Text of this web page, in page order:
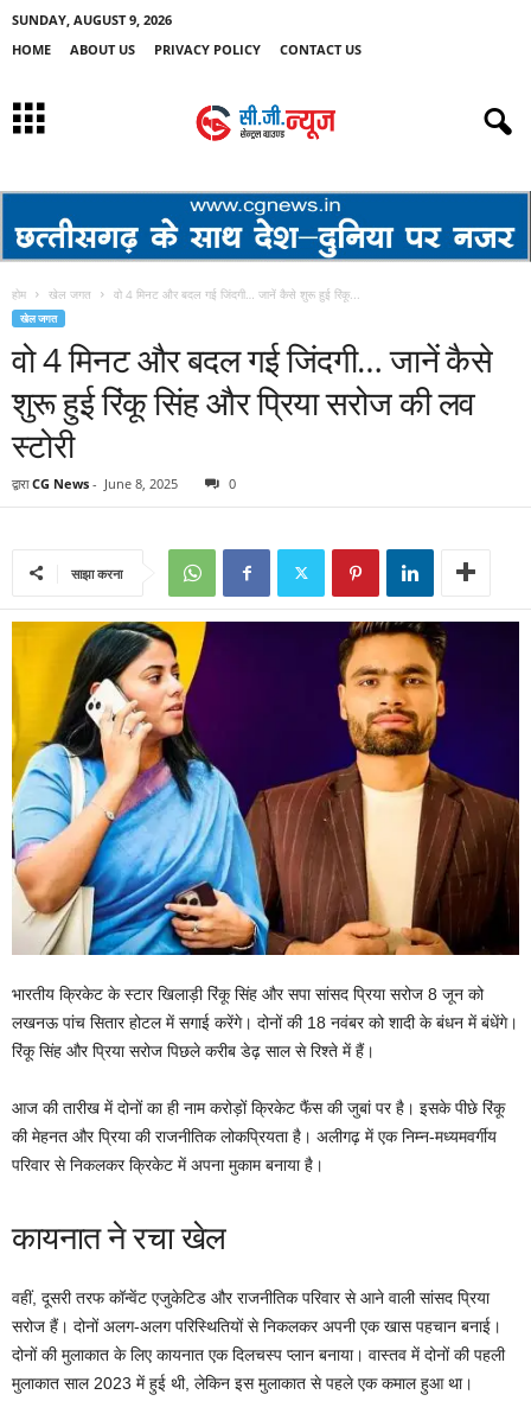
SUNDAY, AUGUST 9, 2026
HOME
ABOUT US PRIVACY POLICY CONTACT US
होम खेल जगत वो 4 मिनट और बदल गई जिंदगी… जानें कैसे शुरू हुई रिंकू...
खेल जगत
वो 4 मिनट और बदल गई जिंदगी… जानें कैसे
शुरू हुई रिंकू सिंह और प्रिया सरोज की लव
स्टोरी
द्वारा CG News - June 8, 2025 0
साझा करना
भारतीय क्रिकेट के स्टार खिलाड़ी रिंकू सिंह और सपा सांसद प्रिया सरोज 8 जून को
लखनऊ पांच सितार होटल में सगाई करेंगे। दोनों की 18 नवंबर को शादी के बंधन में बंधेंगे।
रिंकू सिंह और प्रिया सरोज पिछले करीब डेढ़ साल से रिश्ते में हैं।
आज की तारीख में दोनों का ही नाम करोड़ों क्रिकेट फैंस की जुबां पर है। इसके पीछे रिंकू
की मेहनत और प्रिया की राजनीतिक लोकप्रियता है। अलीगढ़ में एक निम्न-मध्यमवर्गीय
परिवार से निकलकर क्रिकेट में अपना मुकाम बनाया है।
कायनात ने रचा खेल
वहीं, दूसरी तरफ कॉन्वेंट एजुकेटिड और राजनीतिक परिवार से आने वाली सांसद प्रिया
सरोज हैं। दोनों अलग-अलग परिस्थितियों से निकलकर अपनी एक खास पहचान बनाई।
दोनों की मुलाकात के लिए कायनात एक दिलचस्प प्लान बनाया। वास्तव में दोनों की पहली
मुलाकात साल 2023 में हुई थी, लेकिन इस मुलाकात से पहले एक कमाल हुआ था।